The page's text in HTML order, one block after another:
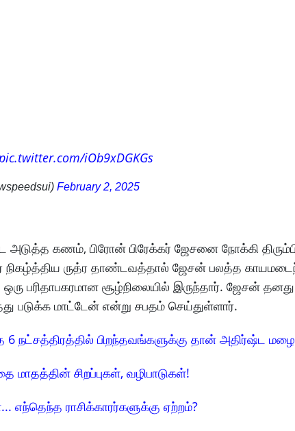
iOb9xDGKGs
February 2, 2025
அடுத்த கணம், பிரோன் பிரேக்கர் ஜேசனை நோக்கி
ருத்ர தாண்டவத்தால் ஜேசன் பலத்த
பரிதாபகரமான சூழ்நிலையில் இருந்தார். ஜேசன்
படுக்க மாட்டேன் என்று சபதம் செய்துள்ளார்.
6 நட்சத்திரத்தில் பிறந்தவங்களுக்கு தான் அதிர்ஷ்ட
சிறப்புகள், வழிபாடுகள்!
எந்தெந்த ராசிக்காரர்களுக்கு ஏற்றம்?